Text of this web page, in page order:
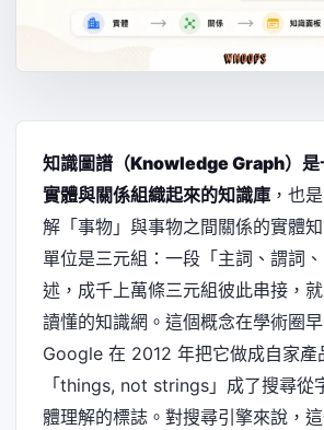
知識圖譜（Knowledge Graph）是
實體與關係組織起來的知識庫 ，也
解「事物」與事物之間關係的實體
單位是三元組：一段「主詞、謂詞
述，成千上萬條三元組彼此串接，
讀懂的知識網。這個概念在學術圈早
Google 在 2012 年把它做成自家產
「things, not strings」成了搜尋從
體理解的標誌。對搜尋引擎來說，